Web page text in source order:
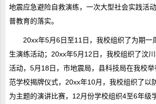
地震应急避险自救演练，一次大型社会实践活
普教育的落实。
20xx年5月6日至11日，我校组织了为期一
生演练活动；20xx年5月12日，我校组织了汶
活动，5月18日，市地震局，县科技局在我校
范学校揭牌仪式，20xx年10月，我校组织了以
为主题的演讲比赛，12月份学校组织4至6年级